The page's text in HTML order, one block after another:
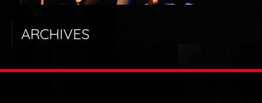
ARCHIVES